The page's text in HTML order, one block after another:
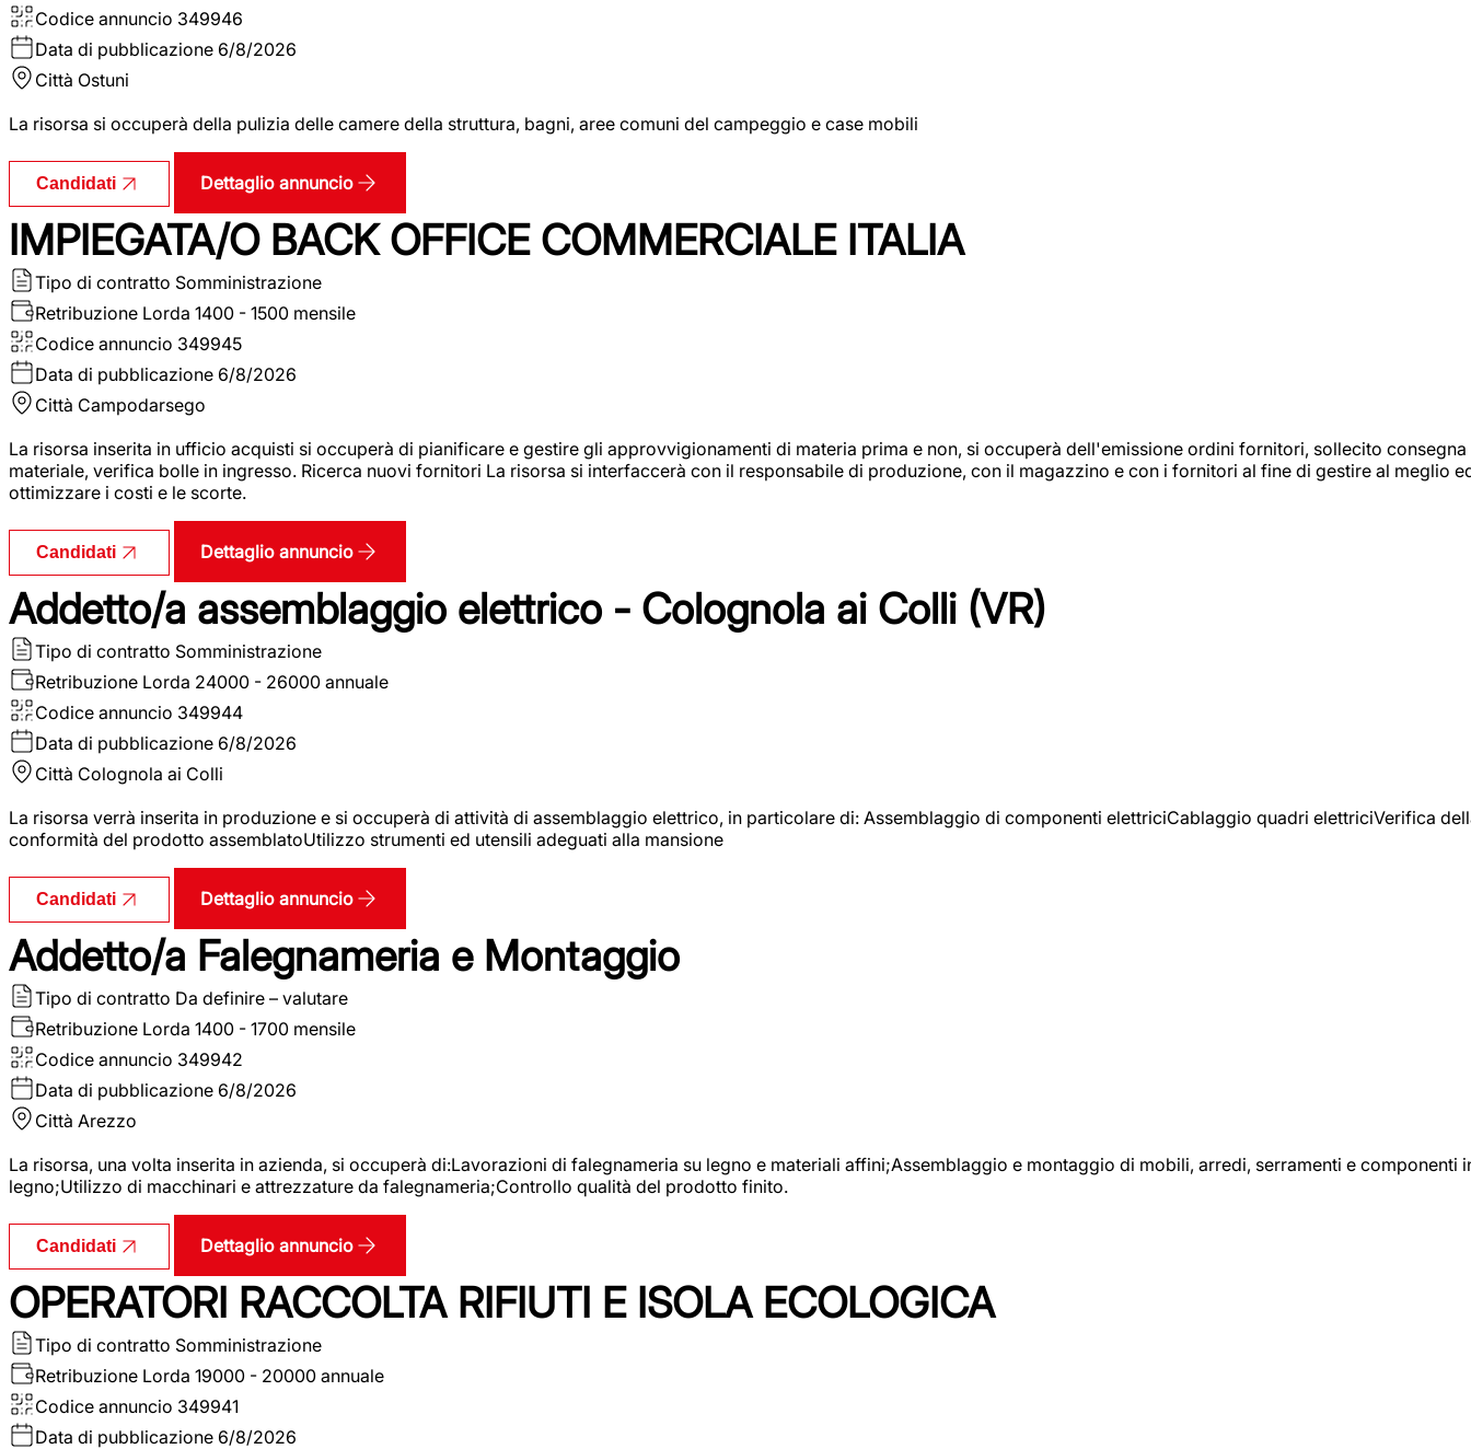
Codice annuncio 349946
Data di pubblicazione 6/8/2026
Città Ostuni
La risorsa si occuperà della pulizia delle camere della struttura, bagni, aree comuni del campeggio e case mobili
Candidati Dettaglio annuncio
IMPIEGATA/O BACK OFFICE COMMERCIALE ITALIA
Tipo di contratto Somministrazione
Retribuzione Lorda 1400 - 1500 mensile
Codice annuncio 349945
Data di pubblicazione 6/8/2026
Città Campodarsego
La risorsa inserita in ufficio acquisti si occuperà di pianificare e gestire gli approvvigionamenti di materia prima e non, si occuperà dell'emissione ordini fornitori, sollecito consegna
materiale, verifica bolle in ingresso. Ricerca nuovi fornitori La risorsa si interfaccerà con il responsabile di produzione, con il magazzino e con i fornitori al fine di gestire al meglio
ottimizzare i costi e le scorte.
Candidati Dettaglio annuncio
Addetto/a assemblaggio elettrico - Colognola ai Colli (VR)
Tipo di contratto Somministrazione
Retribuzione Lorda 24000 - 26000 annuale
Codice annuncio 349944
Data di pubblicazione 6/8/2026
Città Colognola ai Colli
La risorsa verrà inserita in produzione e si occuperà di attività di assemblaggio elettrico, in particolare di: Assemblaggio di componenti elettriciCablaggio quadri elettriciVerifica
conformità del prodotto assemblatoUtilizzo strumenti ed utensili adeguati alla mansione
Candidati Dettaglio annuncio
Addetto/a Falegnameria e Montaggio
Tipo di contratto Da definire – valutare
Retribuzione Lorda 1400 - 1700 mensile
Codice annuncio 349942
Data di pubblicazione 6/8/2026
Città Arezzo
La risorsa, una volta inserita in azienda, si occuperà di:Lavorazioni di falegnameria su legno e materiali affini;Assemblaggio e montaggio di mobili, arredi, serramenti e componenti
legno;Utilizzo di macchinari e attrezzature da falegnameria;Controllo qualità del prodotto finito.
Candidati Dettaglio annuncio
OPERATORI RACCOLTA RIFIUTI E ISOLA ECOLOGICA
Tipo di contratto Somministrazione
Retribuzione Lorda 19000 - 20000 annuale
Codice annuncio 349941
Data di pubblicazione 6/8/2026